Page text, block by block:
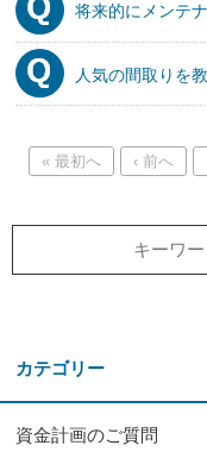
将来的にメンテ
人気の間取りを
« 最初へ ‹ 前へ
カテゴリー
資金計画のご質問